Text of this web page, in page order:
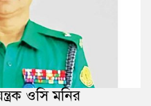
ওসি মনির